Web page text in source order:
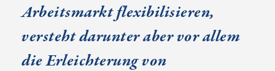
Arbeitsmarkt flexibilisieren,
versteht darunter aber vor allem
die Erleichterung von